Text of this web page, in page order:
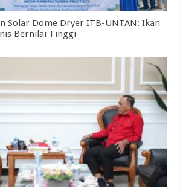
Solar Dome Dryer ITB-UNTAN: Ikan
Bernilai Tinggi